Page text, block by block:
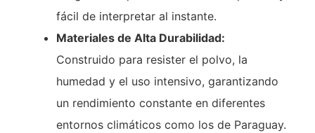
fácil de interpretar al instante.
Materiales de Alta Durabilidad:
Construido para resister el polvo, la
humedad y el uso intensivo, garantizando
un rendimiento constante en diferentes
entornos climáticos como los de Paraguay.